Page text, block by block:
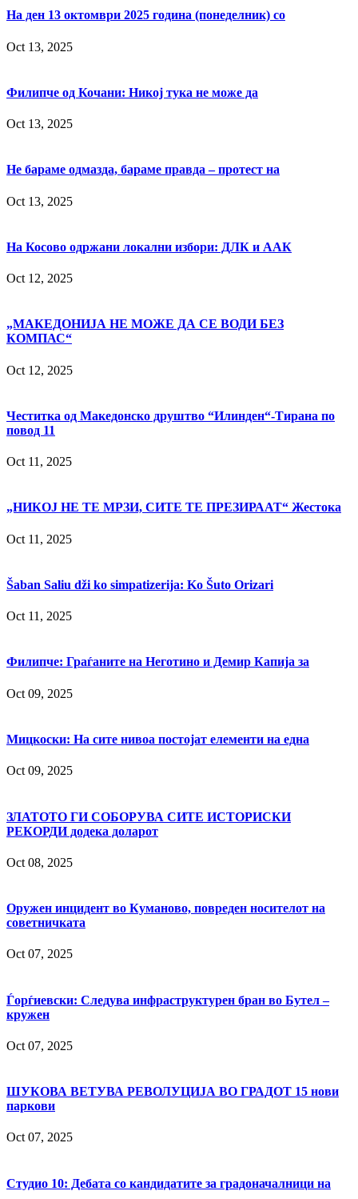
На ден 13 октомври 2025 година (понеделник) со
Oct 13, 2025
Филипче од Кочани: Никој тука не може да
Oct 13, 2025
Не бараме одмазда, бараме правда – протест на
Oct 13, 2025
На Косово одржани локални избори: ДЛК и ААК
Oct 12, 2025
„МАКЕДОНИЈА НЕ МОЖЕ ДА СЕ ВОДИ БЕЗ
КОМПАС“
Oct 12, 2025
Честитка од Македонско друштво “Илинден“-Тирана по
повод 11
Oct 11, 2025
„НИКОЈ НЕ ТЕ МРЗИ, СИТЕ ТЕ ПРЕЗИРААТ“ Жестока
Oct 11, 2025
Šaban Saliu dži ko simpatizerija: Ko Šuto Orizari
Oct 11, 2025
Филипче: Граѓаните на Неготино и Демир Капија за
Oct 09, 2025
Мицкоски: На сите нивоа постојат елементи на една
Oct 09, 2025
ЗЛАТОТО ГИ СОБОРУВА СИТЕ ИСТОРИСКИ
РЕКОРДИ додека доларот
Oct 08, 2025
Оружен инцидент во Куманово, повреден носителот на
советничката
Oct 07, 2025
Ѓорѓиевски: Следува инфраструктурен бран во Бутел –
кружен
Oct 07, 2025
ШУКОВА ВЕТУВА РЕВОЛУЦИЈА ВО ГРАДОТ 15 нови
паркови
Oct 07, 2025
Студио 10: Дебата со кандидатите за градоначалници на